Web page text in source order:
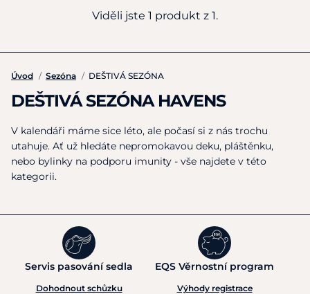
Viděli jste 1 produkt z 1.
Úvod / Sezóna / DEŠTIVÁ SEZÓNA
DEŠTIVÁ SEZÓNA HAVENS
V kalendáři máme sice léto, ale počasí si z nás trochu
utahuje. Ať už hledáte nepromokavou deku, pláštěnku,
nebo bylinky na podporu imunity - vše najdete v této
kategorii.
Servis pasování sedla
Dohodnout schůzku
EQS Věrnostní program
Výhody registrace